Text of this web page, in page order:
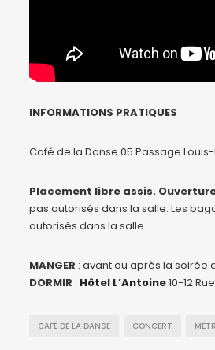
INFORMATIONS PRATIQUES
Café de la Danse 05 Passage
Placement libre assis.
pas autorisés dans la salle. Les
autorisés dans la salle.
MANGER : avant ou après la soirée
DORMIR : Hôtel L’Antoine10-12
CAFÉ DE LA DANSE CONCERT